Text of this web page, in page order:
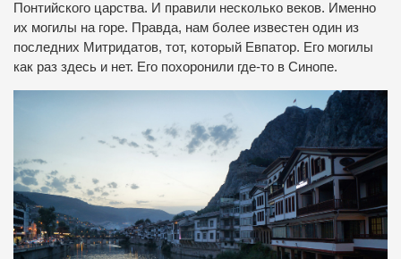
Понтийского царства. И правили несколько веков. Именно
их могилы на горе. Правда, нам более известен один из
последних Митридатов, тот, который Евпатор. Его могилы
как раз здесь и нет. Его похоронили где-то в Синопе.